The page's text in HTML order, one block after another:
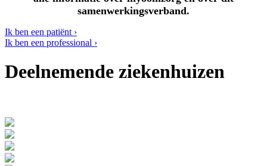
samenwerkingsverband.
Ik ben een patiënt ›
Ik ben een professional ›
Deelnemende ziekenhuizen